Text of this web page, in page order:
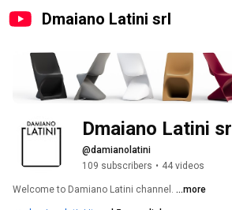
Dmaiano Latini srl
Dmaiano Latini srl
@damianolatini
109 subscribers • 44 videos
Welcome to Damiano Latini channel. ...more